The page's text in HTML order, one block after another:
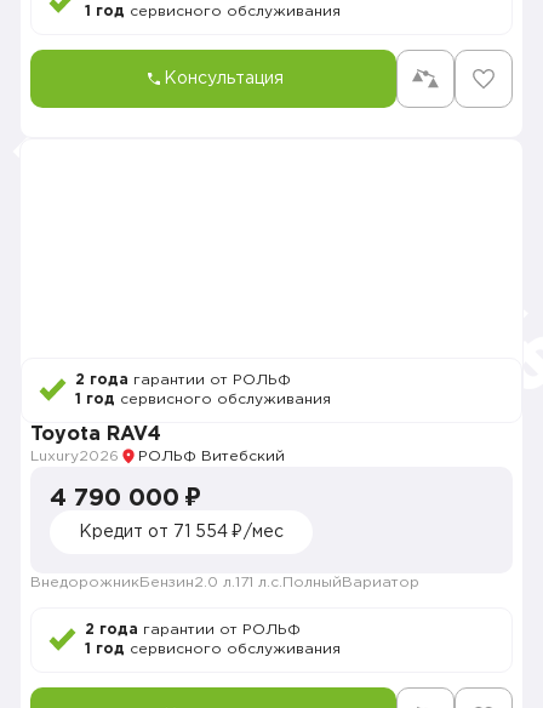
1 год сервисного обслуживания
Консультация
2 года гарантии от РОЛЬФ
1 год сервисного обслуживания
Toyota RAV4
Luxury2026 РОЛЬФ Витебский
4 790 000 ₽
Кредит от 71 554 ₽/мес
Внедорожник Бензин2.0 л. 171 л.с. Полный Вариатор
2 года гарантии от РОЛЬФ
1 год сервисного обслуживания